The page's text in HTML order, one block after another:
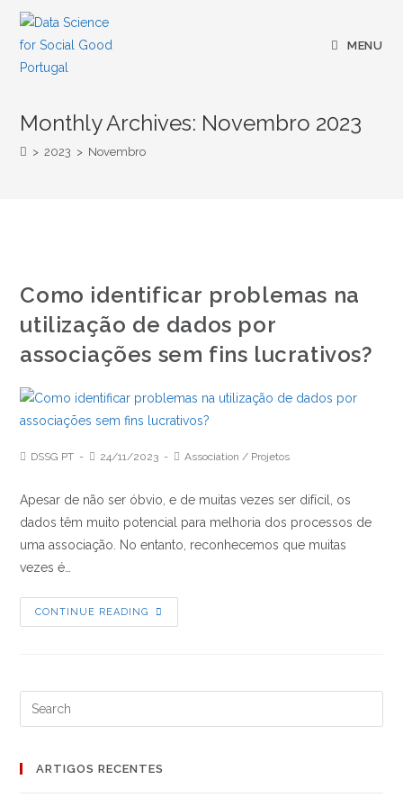
Skip
MENU
Monthly Archives: Novembro 2023
> 2023 > Novembro
Como identificar problemas na
utilização de dados por
associações sem fins lucrativos?
PostDSSG PT
Post24/11/2023
PostAssociation / Projetos
Apesar de não ser óbvio, e de muitas vezes ser difícil, os
dados têm muito potencial para melhoria dos processos de
uma associação. No entanto, reconhecemos que muitas
vezes é…
CONTINUE READING
identificar
Search
ARTIGOS RECENTES